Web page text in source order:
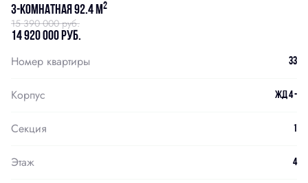
3-комнатная 92.4 м2
15 390 000 руб.
14 920 000 руб.
Номер квартиры 33
Корпус ЖД 4 -
Секция 1
Этаж 4